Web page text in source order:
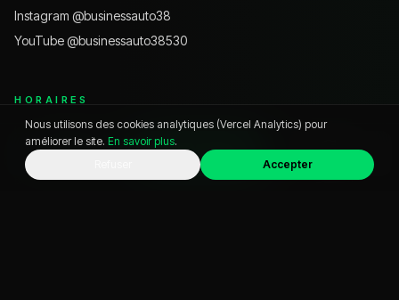
Instagram @businessauto38
YouTube @businessauto38530
HORAIRES
Lundi – Vendredi
9h – 12h · 14h – 19h
Samedi
9h – 18h
Dimanche
Fermé
Appeler
Nous utilisons des cookies analytiques (Vercel Analytics) pour
améliorer le site. En savoir plus.
Accepter